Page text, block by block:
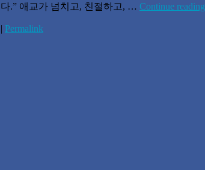
.” 애교가 넘치고, 친절하고, … Continue reading
| Permalink